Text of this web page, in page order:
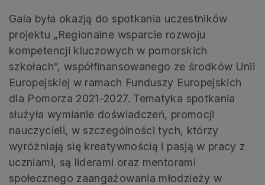
Gala była okazją do spotkania uczestników
projektu „Regionalne wsparcie rozwoju
kompetencji kluczowych w pomorskich
szkołach”, współfinansowanego ze środków Unii
Europejskiej w ramach Funduszy Europejskich
dla Pomorza 2021-2027. Tematyka spotkania
służyła wymianie doświadczeń, promocji
nauczycieli, w szczególności tych, którzy
wyróżniają się kreatywnością i pasją w pracy z
uczniami, są liderami oraz mentorami
społecznego zaangażowania młodzieży w